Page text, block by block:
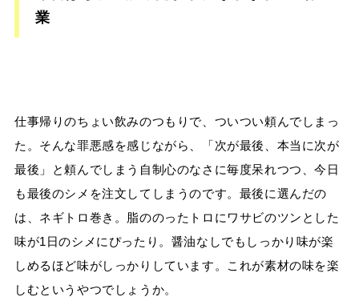
業
仕事帰りのちょい飲みのつもりで、ついつい頼んでしまっ
た。そんな罪悪感を感じながら、「次が最後、本当に次が
最後」と頼んでしまう自制心のなさに毎度呆れつつ、今日
も最後のシメを注文してしまうのです。最後に選んだの
は、ネギトロ巻き。脂ののったトロにワサビのツンとした
味が1日のシメにぴったり。醤油なしでもしっかり味が楽
しめるほど味がしっかりしています。これが素材の味を楽
しむというやつでしょうか。